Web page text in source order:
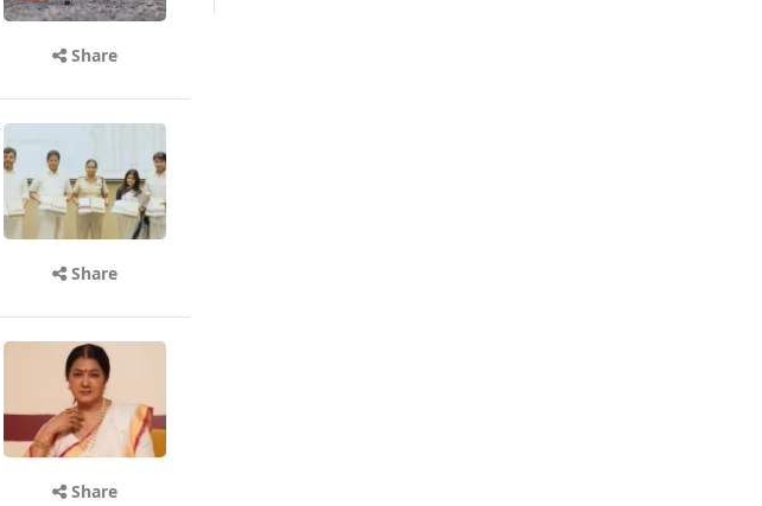
Share
Share
Share